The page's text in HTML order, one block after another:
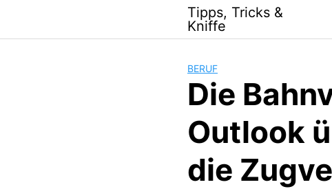
content
Tipps, Tricks &
Kniffe
BERUF
Die
Outlook
die